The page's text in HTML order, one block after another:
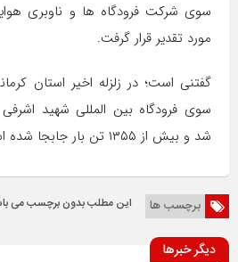
سوی شرکت فرودگاه ها و ناوبری
مورد تقدیر قرار گرفت.
سوی فرودگاه بین المللی شهید اشرفی
شد و بیش از ۱۳۵۵ تن بار جابجا شده است.
برچسب ها این مطلب بدون برچسب می
دیگر خبرها